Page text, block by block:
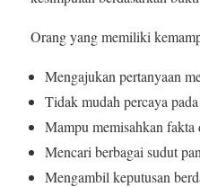
Orang yang memiliki
Mengajukan pertanyaan
Tidak mudah percaya
Mampu memisahkan fakta
Mencari berbagai sudut
Mengambil keputusan